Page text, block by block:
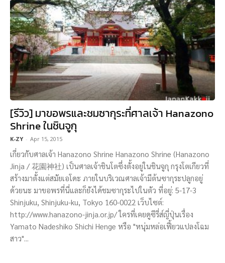
[รีวิว] มาขอพรและชมซากุระที่ศาลเจ้า Hanazono
Shrine ในชินจูกุ
K-ZY - Apr 15, 2015
เกี่ยวกับศาลเจ้า Hanazono Shrine Hanazono Shrine (Hanazono
Jinja / 花園神社) เป็นศาลเจ้าชินโตซึ่งตั้งอยู่ในชินจูกุ กรุงโตเกียวที่
สร้างมาตั้งแต่สมัยเอโดะ ภายในบริเวณศาลเจ้ามีต้นซากุระปลูกอยู่
ด้วยนะ มาขอพรที่นี่และก็ยังได้ชมซากุระไปในตัว ที่อยู่: 5-17-3
Shinjuku, Shinjuku-ku, Tokyo 160-0022 เว็บไซต์:
http://www.hanazono-jinja.or.jp/ ใครที่เคยดูซีรี่ส์ญี่ปุ่นเรื่อง
Yamato Nadeshiko Shichi Henge หรือ "หนุ่มหล่อเฟี้ยวแปลงโฉม
สาว"...